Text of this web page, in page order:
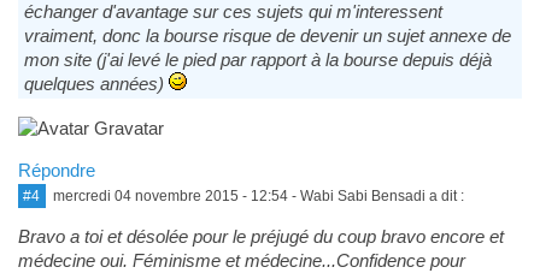
échanger d'avantage sur ces sujets qui m'interessent
vraiment, donc la bourse risque de devenir un sujet annexe de
mon site (j'ai levé le pied par rapport à la bourse depuis déjà
quelques années)
Répondre
#4 mercredi 04 novembre 2015 - 12:54- Wabi Sabi Bensadi a dit :
Bravo a toi et désolée pour le préjugé du coup bravo encore et
médecine oui. Féminisme et médecine...Confidence pour